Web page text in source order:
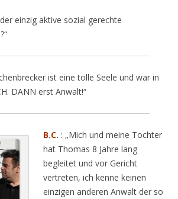
einzig aktive sozial gerechte
ist eine tolle Seele und war in
DANN erst Anwalt!“
B.C. : „Mich und meine Tochter
hat Thomas 8 Jahre lang
begleitet und vor Gericht
vertreten, ich kenne keinen
einzigen anderen Anwalt der so